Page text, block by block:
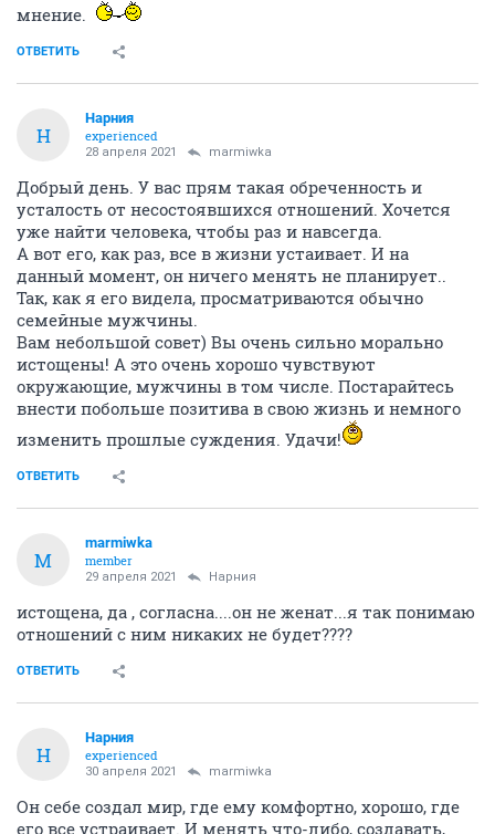
мнение.
ОТВЕТИТЬ
Н
Нарния
experienced
28 апреля 2021 marmiwka
Добрый день. У вас прям такая обреченность и
усталость от несостоявшихся отношений. Хочется
уже найти человека, чтобы раз и навсегда.
А вот его, как раз, все в жизни устаивает. И на
данный момент, он ничего менять не планирует..
Так, как я его видела, просматриваются обычно
семейные мужчины.
Вам небольшой совет) Вы очень сильно морально
истощены! А это очень хорошо чувствуют
окружающие, мужчины в том числе. Постарайтесь
внести побольше позитива в свою жизнь и немного
изменить прошлые суждения. Удачи!
ОТВЕТИТЬ
M
marmiwka
member
29 апреля 2021 Нарния
истощена, да , согласна....он не женат...я так понимаю
отношений с ним никаких не будет????
ОТВЕТИТЬ
Н
Нарния
experienced
30 апреля 2021 marmiwka
Он себе создал мир, где ему комфортно, хорошо, где
его все устраивает. И менять что-либо, создавать,